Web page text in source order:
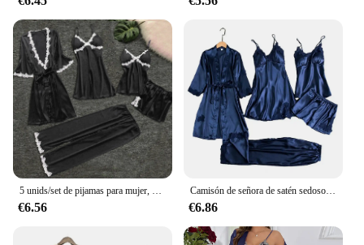
5 unids/set de pijamas para mujer, camisón de retazos de encaje satinado sedoso, camisón suelto con cordones en la cintura, conjunto de ropa de casa fina para mujer, conjunto de ropa de dormir
€6.56
Camisón de señora de satén sedoso con encaje de retales, conjunto de pijamas para mujer con camisón, Top, pantalones cortos, ropa de casa holgada con cordones en la cintura
€6.86